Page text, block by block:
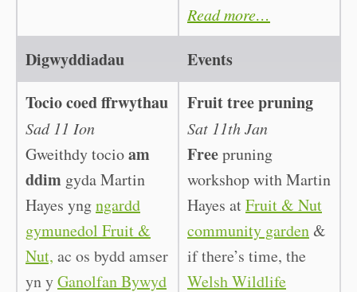
Read more…
Digwyddiadau
Events
Tocio coed ffrwythau
Sad 11 Ion
Gweithdy tocioam
ddim gyda Martin
Hayes yngngardd
gymunedol Fruit &
Nut, ac os bydd amser
yn yGanolfan Bywyd
Fruit tree pruning
Sat 11th Jan
Freepruning
workshop with Martin
Hayes atFruit & Nut
community garden &
if there’s time, the
Welsh Wildlife